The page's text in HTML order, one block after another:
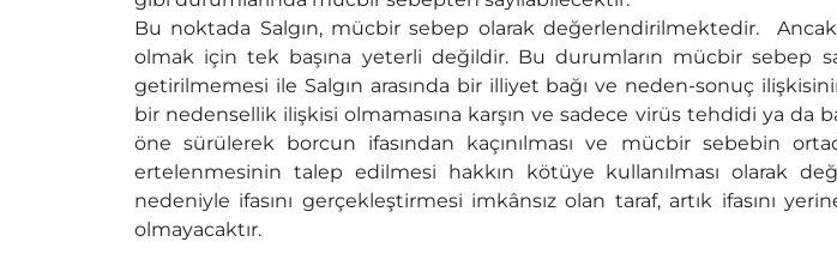
Bu noktada Salgın, mücbir sebep olarak değerlendirilmektedir. Ancak
olmak için tek başına yeterli değildir. Bu durumların mücbir sebep
getirilmemesi ile Salgın arasında bir illiyet bağı ve neden-sonuç
bir nedensellik ilişkisi olmamasına karşın ve sadece virüs tehdidi ya da
öne sürülerek borcun ifasından kaçınılması ve mücbir sebebin
ertelenmesinin talep edilmesi hakkın kötüye kullanılması olarak
nedeniyle ifasını gerçekleştirmesi imkânsız olan taraf, artık ifasını
olmayacaktır.